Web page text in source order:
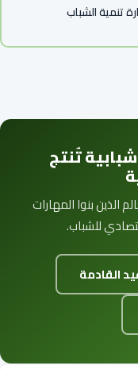
تنمية الشباب
تُنتج
الذين بنوا المهارات
للشباب.
القادمة